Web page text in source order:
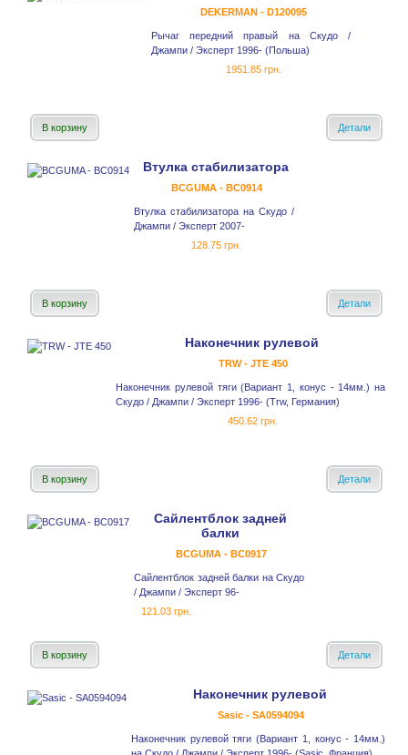
DEKERMAN - D120095
Рычаг передний правый на Скудо /
Джампи / Эксперт 1996- (Польша)
1951.85 грн.
В корзину Детали
Втулка стабилизатора
BCGUMA - BC0914
Втулка стабилизатора на Скудо /
Джампи / Эксперт 2007-
128.75 грн.
В корзину Детали
Наконечник рулевой
TRW - JTE 450
Наконечник рулевой тяги (Вариант 1, конус - 14мм.) на
Скудо / Джампи / Эксперт 1996- (Trw, Германия)
450.62 грн.
В корзину Детали
Сайлентблок задней
балки
BCGUMA - BC0917
Сайлентблок задней балки на Скудо
/ Джампи / Эксперт 96-
121.03 грн.
В корзину Детали
Наконечник рулевой
Sasic - SA0594094
Наконечник рулевой тяги (Вариант 1, конус - 14мм.)